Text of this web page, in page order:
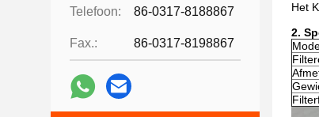
Telefoon: 86-0317-8188867
Fax.: 86-0317-8198867
Het
2.